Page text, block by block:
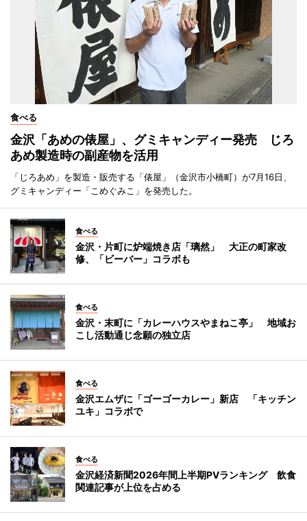
食べる
金沢「あめの俵屋」、グミキャンディー発売 じろ
あめ製造時の副産物を活用
「じろあめ」を製造・販売する「俵屋」（金沢市小橋町）が7月16日、
グミキャンディー「こめぐみこ」を発売した。
食べる
金沢・片町に炉端焼き店「璃然」 大正の町家改
修、「ビーバー」コラボも
食べる
金沢・末町に「カレーハウスやまねこ亭」 地域お
こし活動通じ念願の独立店
食べる
金沢エムザに「ゴーゴーカレー」新店 「キッチン
ユキ」コラボで
食べる
金沢経済新聞2026年間上半期PVランキング 飲食
関連記事が上位を占める